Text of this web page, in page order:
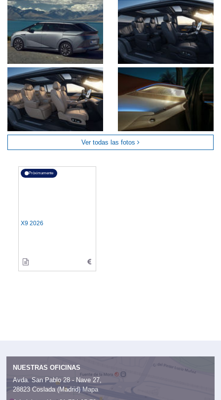
Ver todas las fotos
Próximamente
X9 2026
NUESTRAS OFICINAS
Avda. San Pablo 28 - Nave 27,
28823 Coslada (Madrid) Mapa